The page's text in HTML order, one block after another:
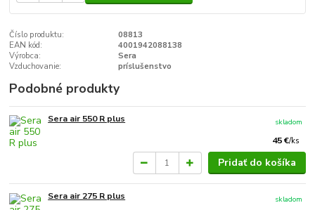
Číslo produktu:
08813
EAN kód:
4001942088138
Výrobca:
Sera
Vzduchovanie:
príslušenstvo
Podobné produkty
Sera air 550 R plus
45 €/ks
skladom
Pridať do košíka
Sera air 275 R plus
skladom